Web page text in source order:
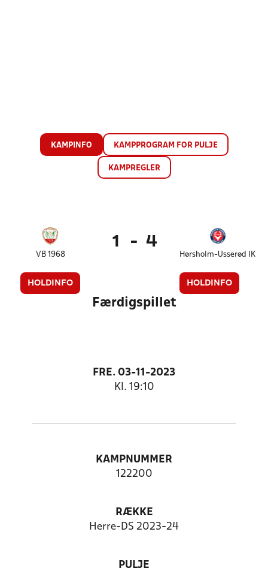
KAMPINFO KAMPPROGRAM FOR PULJE
KAMPREGLER
VB 1968
HOLDINFO
1 - 4
Hørsholm-Usserød IK
HOLDINFO
Færdigspillet
FRE. 03-11-2023
Kl. 19:10
KAMPNUMMER
122200
RÆKKE
Herre-DS 2023-24
PULJE